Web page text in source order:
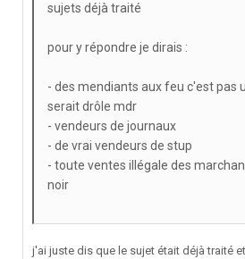
sujets déjà traité
pour y répondre je dirais :
- des mendiants aux feu c'est pas
serait drôle mdr
- vendeurs de journaux
- de vrai vendeurs de stup
- toute ventes illégale des
noir
j'ai juste dis que le sujet était déjà traité